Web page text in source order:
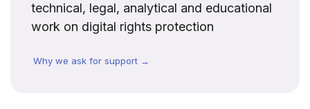
technical, legal, analytical and educational
work on digital rights protection
Why we ask for support →